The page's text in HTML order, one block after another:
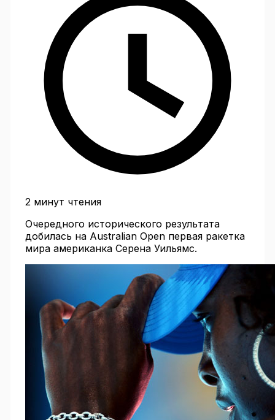
2 минут чтения
Очередного исторического результата
добилась на Australian Open первая ракетка
мира американка Серена Уильямс.